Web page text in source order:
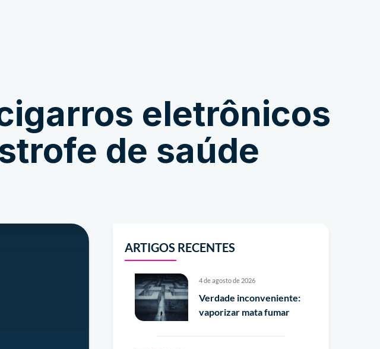
eletrônicos
de saúde
ARTIGOS RECENTES
4 de agosto de 2026
Verdade inconveniente:
vaporizar mata fumar